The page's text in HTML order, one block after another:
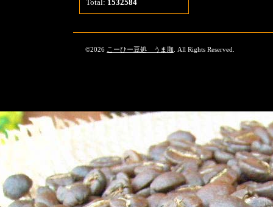
Total: 1532584
©2026 こーひー豆処 うま珈 . All Rights Reserved.